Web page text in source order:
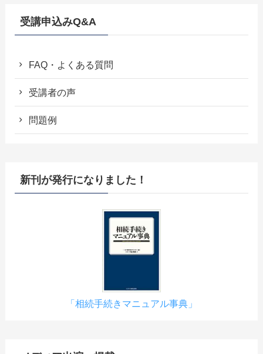
受講申込みQ&A
FAQ・よくある質問
受講者の声
問題例
新刊が発行になりました！
「相続手続きマニュアル事典」